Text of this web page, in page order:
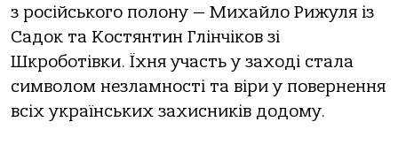
з російського полону — Михайло Рижуля із
Садок та Костянтин Глінчіков зі
Шкроботівки. Їхня участь у заході стала
символом незламності та віри у повернення
всіх українських захисників додому.